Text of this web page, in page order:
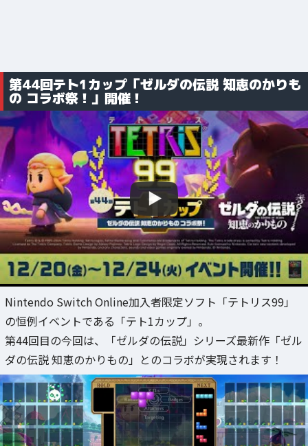
第44回テト1カップ「ゼルダの伝説 知恵のかりも
の コラボ祭！」開催！
Nintendo Switch Online加入者限定ソフト「テトリス99」
の恒例イベントである「テト1カップ」。
第44回目の今回は、「ゼルダの伝説」シリーズ最新作「ゼル
ダの伝説 知恵のかりもの」とのコラボが実現されます！